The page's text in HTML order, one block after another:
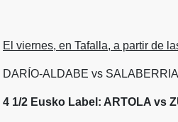
El viernes, en Tafalla, a partir de
DARÍO-ALDABE vs
4 1/2 Eusko Label: ARTOLA vs